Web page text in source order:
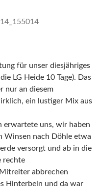
für unser diesjähriges
LG Heide 10 Tage). Das
nur an diesem
ein lustiger Mix aus
erwartete uns, wir haben
Winsen nach Döhle etwa
versorgt und ab in die
rechte
abbrechen
Hinterbein und da war